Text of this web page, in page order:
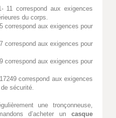
11 correspond aux exigences
du corps.
correspond aux exigences pour
correspond aux exigences pour
correspond aux exigences pour
correspond aux exigences
sécurité.
une tronçonneuse,
d’acheter un casque